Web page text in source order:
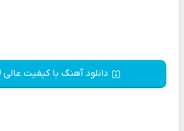
دانلود آهنگ با کیفیت عالی 320